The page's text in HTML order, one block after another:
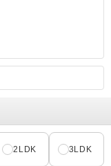
2LDK 3LDK